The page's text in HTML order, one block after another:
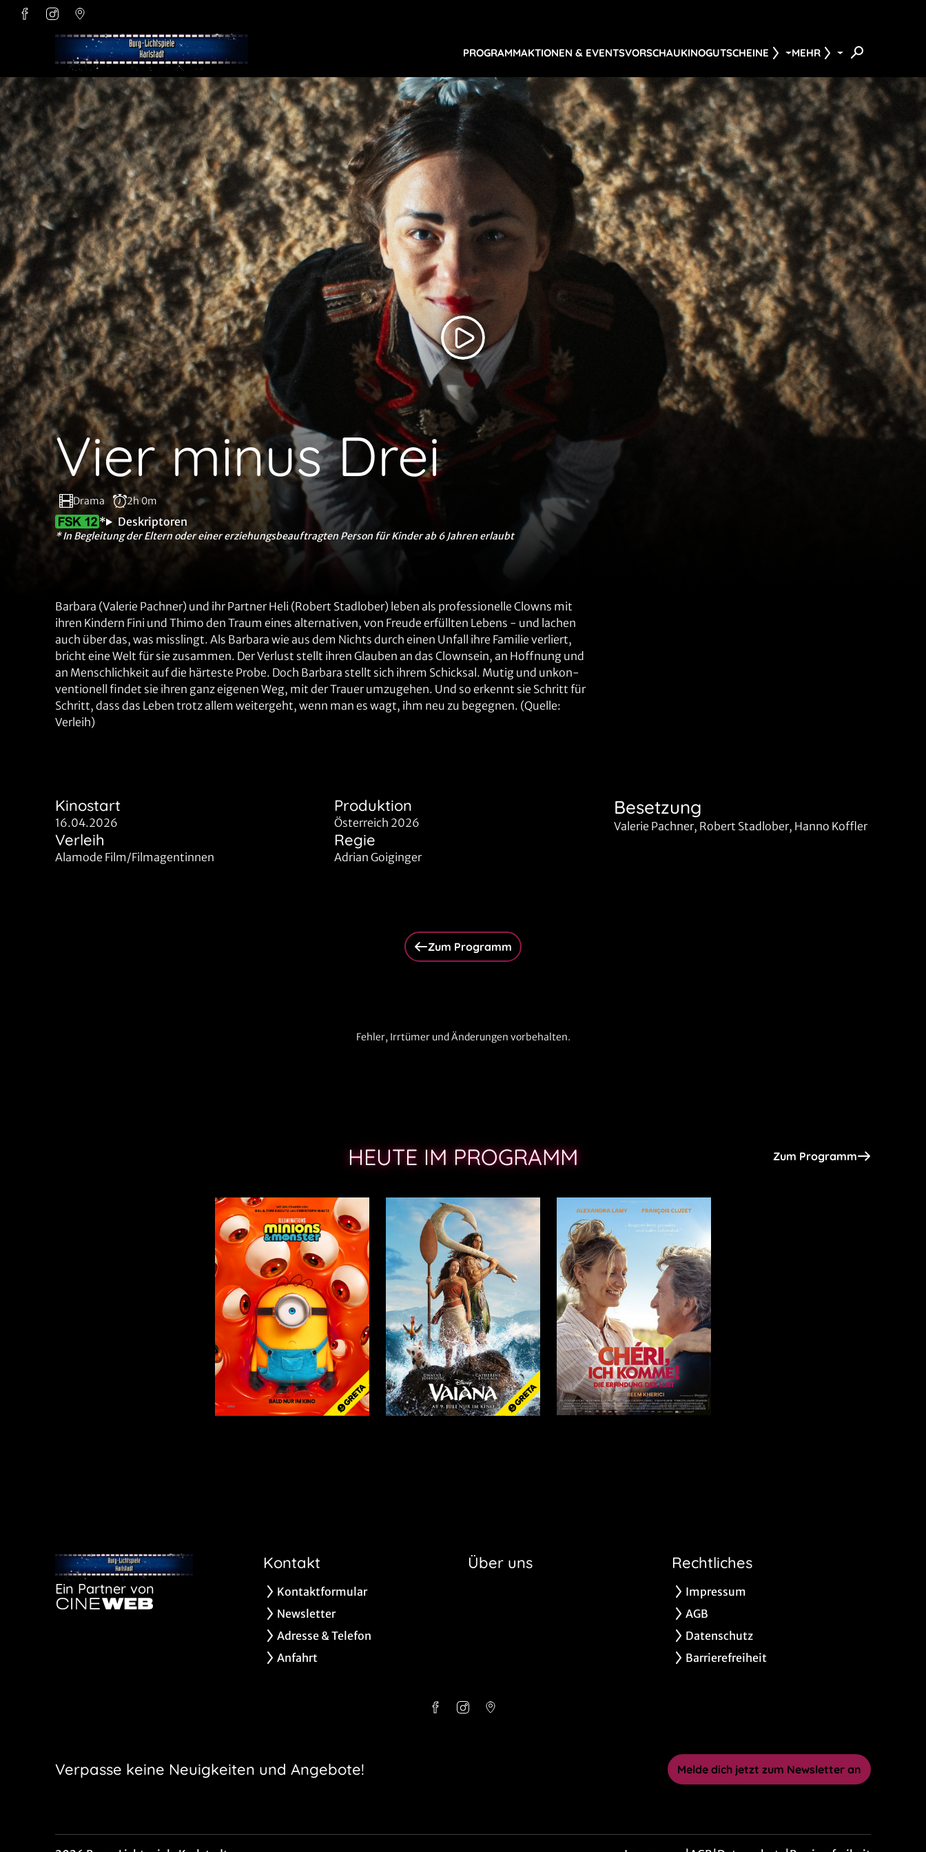
PROGRAMMAKTIONEN & EVENTSVORSCHAUKINOGUTSCHEINE MEHR
Vier minus Drei
Drama 2h 0m
* Deskriptoren
* In Begleitung der Eltern oder einer erziehungsbeauftragten Person für Kinder ab 6 Jahren erlaubt
Barbara (Valerie Pachner) und ihr Partner Heli (Robert Stadlober) leben als professionelle Clowns mit
ihren Kindern Fini und Thimo den Traum eines alternativen, von Freude erfüllten Lebens - und lachen
auch über das, was misslingt. Als Barbara wie aus dem Nichts durch einen Unfall ihre Familie verliert,
bricht eine Welt für sie zusammen. Der Verlust stellt ihren Glauben an das Clownsein, an Hoffnung und
an Menschlichkeit auf die härteste Probe. Doch Barbara stellt sich ihrem Schicksal. Mutig und unkon-
ventionell findet sie ihren ganz eigenen Weg, mit der Trauer umzugehen. Und so erkennt sie Schritt für
Schritt, dass das Leben trotz allem weitergeht, wenn man es wagt, ihm neu zu begegnen. (Quelle:
Verleih)
Kinostart
16.04.2026
Produktion
Österreich 2026
Verleih
Alamode Film/Filmagentinnen
Regie
Adrian Goiginger
Besetzung
Valerie Pachner, Robert Stadlober, Hanno Koffler
Zum Programm
Fehler, Irrtümer und Änderungen vorbehalten.
HEUTE IM PROGRAMM Zum Programm
Ein Partner von
Kontakt
Kontaktformular
Newsletter
Adresse & Telefon
Anfahrt
Über uns Rechtliches
Impressum
AGB
Datenschutz
Barrierefreiheit
Verpasse keine Neuigkeiten und Angebote! Melde dich jetzt zum Newsletter an